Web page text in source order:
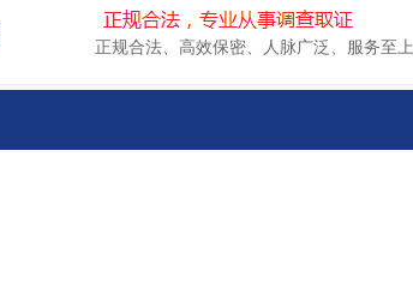
正规合法、高效保密、人脉广泛、服务至上